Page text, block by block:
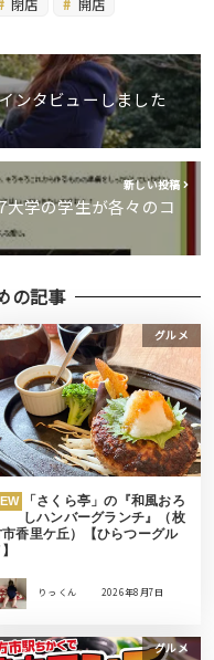
ンタビューしました
新しい投稿
大学の学生が各々のコ
の記事
グルメ
「さくら亭」の『和風おろ
しハンバーグランチ』（枚
市香里ケ丘）【ひらつーグル
りっ くん 2026年8月7日
グルメ